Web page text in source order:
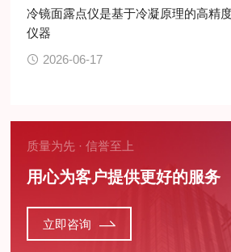
冷镜面露点仪是基于冷凝原理的高精
仪器
2026-06-17
质量为先 · 信誉至上
用心为客户提供更好的服务
立即咨询